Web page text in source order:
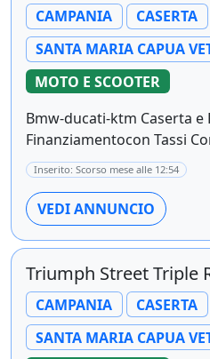
CAMPANIA
CASERTA
SANTA MARIA CAPUA
MOTO E SCOOTER
Bmw-ducati-ktm Caserta e
Finanziamentocon Tassi
Inserito: Scorso mese alle 12:54
VEDI ANNUNCIO
Triumph Street Triple
CAMPANIA
CASERTA
SANTA MARIA CAPUA